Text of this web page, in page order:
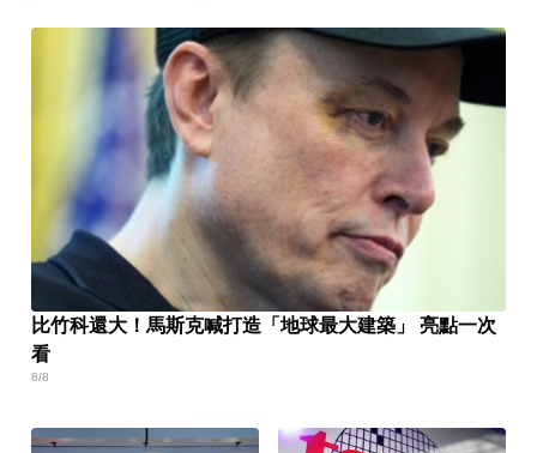
比竹科還大！馬斯克喊打造「地球最大建築」 亮點一次
看
8/8